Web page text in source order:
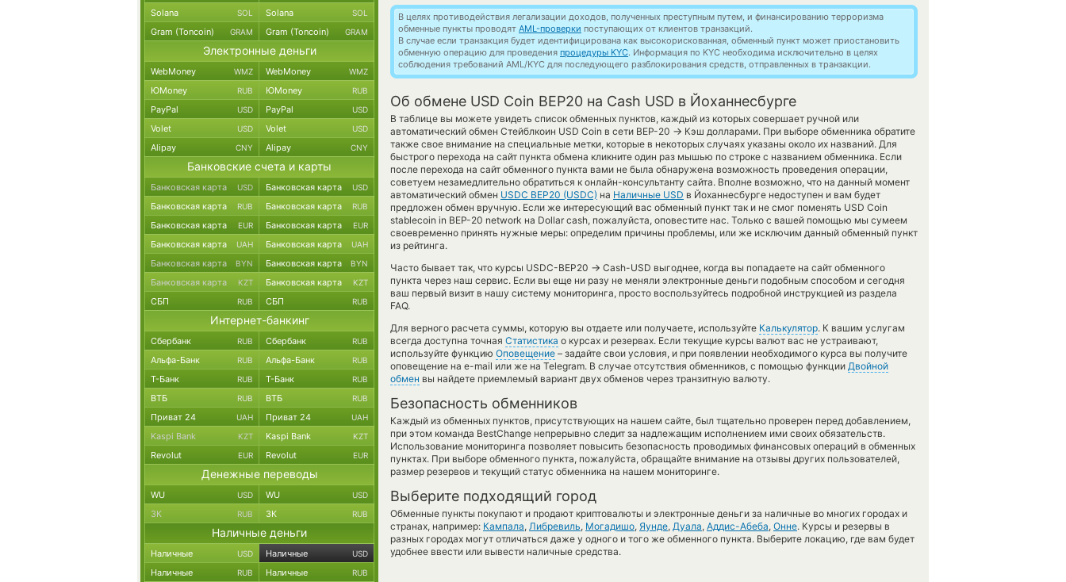
В целях противодействия легализации доходов, полученных преступным путем, и финансированию терроризма
обменные пункты проводят AML-проверки поступающих от клиентов транзакций.
В случае если транзакция будет идентифицирована как высокорискованная, обменный пункт может приостановить
обменную операцию для проведения процедуры KYC. Информация по KYC необходима исключительно в целях
соблюдения требований AML/KYC для последующего разблокирования средств, отправленных в транзакции.
Об обмене USD Coin BEP20 на Cash USD в Йоханнесбурге
В таблице вы можете увидеть список обменных пунктов, каждый из которых совершает ручной или
автоматический обмен Стейблкоин USD Coin в сети BEP-20 → Кэш долларами. При выборе обменника обратите
также свое внимание на специальные метки, которые в некоторых случаях указаны около их названий. Для
быстрого перехода на сайт пункта обмена кликните один раз мышью по строке с названием обменника. Если
после перехода на сайт обменного пункта вами не была обнаружена возможность проведения операции,
советуем незамедлительно обратиться к онлайн-консультанту сайта. Вполне возможно, что на данный момент
автоматический обмен USDC BEP20 (USDC) на Наличные USD в Йоханнесбурге недоступен и вам будет
предложен обмен вручную. Если же интересующий вас обменный пункт так и не смог поменять USD Coin
stablecoin in BEP-20 network на Dollar cash, пожалуйста, оповестите нас. Только с вашей помощью мы сумеем
своевременно принять нужные меры: определим причины проблемы, или же исключим данный обменный пункт
из рейтинга.
Часто бывает так, что курсы USDC-BEP20 → Cash-USD выгоднее, когда вы попадаете на сайт обменного
пункта через наш сервис. Если вы еще ни разу не меняли электронные деньги подобным способом и сегодня
ваш первый визит в нашу систему мониторинга, просто воспользуйтесь подробной инструкцией из раздела
FAQ.
Для верного расчета суммы, которую вы отдаете или получаете, используйте Калькулятор. К вашим услугам
всегда доступна точная Статистика о курсах и резервах. Если текущие курсы валют вас не устраивают,
используйте функцию Оповещение – задайте свои условия, и при появлении необходимого курса вы получите
оповещение на e-mail или же на Telegram. В случае отсутствия обменников, с помощью функции Двойной
обмен вы найдете приемлемый вариант двух обменов через транзитную валюту.
Безопасность обменников
Каждый из обменных пунктов, присутствующих на нашем сайте, был тщательно проверен перед добавлением,
при этом команда BestChange непрерывно следит за надлежащим исполнением ими своих обязательств.
Использование мониторинга позволяет повысить безопасность проводимых финансовых операций в обменных
пунктах. При выборе обменного пункта, пожалуйста, обращайте внимание на отзывы других пользователей,
размер резервов и текущий статус обменника на нашем мониторинге.
Выберите подходящий город
Обменные пункты покупают и продают криптовалюты и электронные деньги за наличные во многих городах и
странах, например: Кампала, Либревиль, Могадишо, Яунде, Дуала, Аддис-Абеба, Онне. Курсы и резервы в
разных городах могут отличаться даже у одного и того же обменного пункта. Выберите локацию, где вам будет
удобнее ввести или вывести наличные средства.
Solana SOL Solana SOL
Gram (Toncoin) GRAM Gram (Toncoin) GRAM
Электронные деньги
WebMoney WMZ WebMoney WMZ
ЮMoney RUB ЮMoney RUB
PayPal USD PayPal USD
Volet USD Volet USD
Alipay CNY Alipay CNY
Банковские счета и карты
Банковская карта USD Банковская карта USD
Банковская карта RUB Банковская карта RUB
Банковская карта EUR Банковская карта EUR
Банковская карта UAH Банковская карта UAH
Банковская карта BYN Банковская карта BYN
Банковская карта KZT Банковская карта KZT
СБП RUB СБП RUB
Интернет-банкинг
Сбербанк RUB Сбербанк RUB
Альфа-Банк RUB Альфа-Банк RUB
Т-Банк RUB Т-Банк RUB
ВТБ RUB ВТБ RUB
Приват 24 UAH Приват 24 UAH
Kaspi Bank KZT Kaspi Bank KZT
Revolut EUR Revolut EUR
Денежные переводы
WU USD WU USD
ЗК RUB ЗК RUB
Наличные деньги
Наличные USD Наличные USD
Наличные RUB Наличные RUB